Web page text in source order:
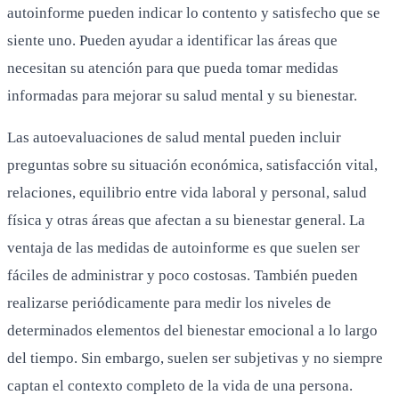
autoinforme pueden indicar lo contento y satisfecho que se
siente uno. Pueden ayudar a identificar las áreas que
necesitan su atención para que pueda tomar medidas
informadas para mejorar su salud mental y su bienestar.
Las autoevaluaciones de salud mental pueden incluir
preguntas sobre su situación económica, satisfacción vital,
relaciones, equilibrio entre vida laboral y personal, salud
física y otras áreas que afectan a su bienestar general. La
ventaja de las medidas de autoinforme es que suelen ser
fáciles de administrar y poco costosas. También pueden
realizarse periódicamente para medir los niveles de
determinados elementos del bienestar emocional a lo largo
del tiempo. Sin embargo, suelen ser subjetivas y no siempre
captan el contexto completo de la vida de una persona.